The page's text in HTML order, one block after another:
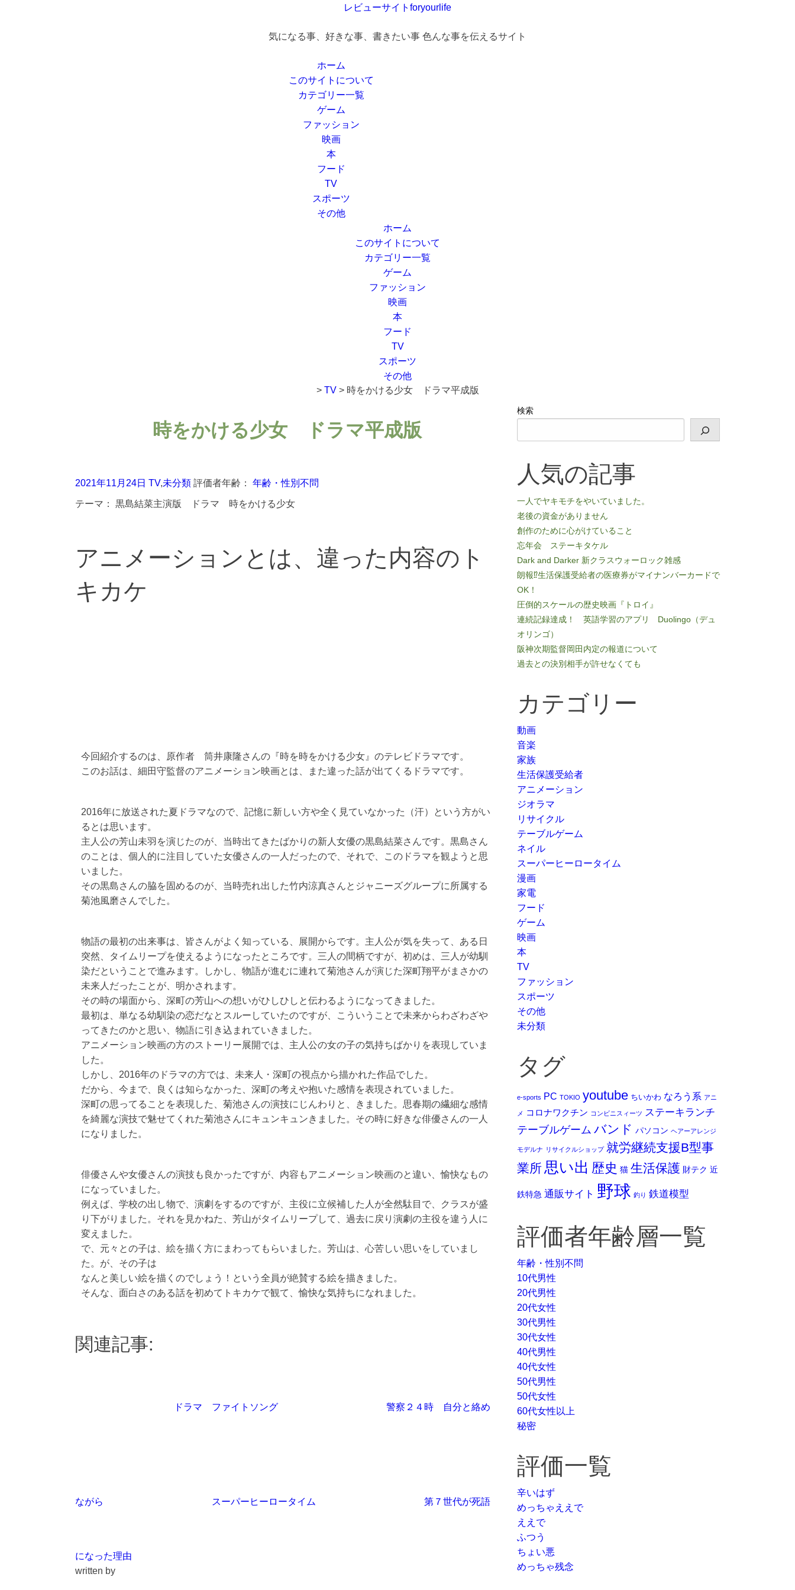
レビューサイトforyourlife
気になる事、好きな事、書きたい事 色んな事を伝えるサイト
ホーム
このサイトについて
カテゴリー一覧
ゲーム
ファッション
映画
本
フード
TV
スポーツ
その他
ホーム
このサイトについて
カテゴリー一覧
ゲーム
ファッション
映画
本
フード
TV
スポーツ
その他
> TV> 時をかける少女 ドラマ平成版
時をかける少女 ドラマ平成版
2021年11月24日 TV,未分類 評価者年齢： 年齢・性別不問
テーマ： 黒島結菜主演版 ドラマ 時をかける少女
アニメーションとは、違った内容のト
キカケ
今回紹介するのは、原作者 筒井康隆さんの『時を時をかける少女』のテレビドラマです。
このお話は、細田守監督のアニメーション映画とは、また違った話が出てくるドラマです。
2016年に放送された夏ドラマなので、記憶に新しい方や全く見ていなかった（汗）という方がい
るとは思います。
主人公の芳山未羽を演じたのが、当時出てきたばかりの新人女優の黒島結菜さんです。黒島さん
のことは、個人的に注目していた女優さんの一人だったので、それで、このドラマを観ようと思
いました。
その黒島さんの脇を固めるのが、当時売れ出した竹内涼真さんとジャニーズグループに所属する
菊池風磨さんでした。
物語の最初の出来事は、皆さんがよく知っている、展開からです。主人公が気を失って、ある日
突然、タイムリープを使えるようになったところです。三人の間柄ですが、初めは、三人が幼馴
染だということで進みます。しかし、物語が進むに連れて菊池さんが演じた深町翔平がまさかの
未来人だったことが、明かされます。
その時の場面から、深町の芳山への想いがひしひしと伝わるようになってきました。
最初は、単なる幼馴染の恋だなとスルーしていたのですが、こういうことで未来からわざわざや
ってきたのかと思い、物語に引き込まれていきました。
アニメーション映画の方のストーリー展開では、主人公の女の子の気持ちばかりを表現していま
した。
しかし、2016年のドラマの方では、未来人・深町の視点から描かれた作品でした。
だから、今まで、良くは知らなかった、深町の考えや抱いた感情を表現されていました。
深町の思ってることを表現した、菊池さんの演技にじんわりと、きました。思春期の繊細な感情
を綺麗な演技で魅せてくれた菊池さんにキュンキュンきました。その時に好きな俳優さんの一人
になりました。
俳優さんや女優さんの演技も良かったですが、内容もアニメーション映画のと違い、愉快なもの
になっていました。
例えば、学校の出し物で、演劇をするのですが、主役に立候補した人が全然駄目で、クラスが盛
り下がりました。それを見かねた、芳山がタイムリープして、過去に戻り演劇の主役を違う人に
変えました。
で、元々との子は、絵を描く方にまわってもらいました。芳山は、心苦しい思いをしていまし
た。が、その子は
なんと美しい絵を描くのでしょう！という全員が絶賛する絵を描きました。
そんな、面白さのある話を初めてトキカケで観て、愉快な気持ちになれました。
関連記事:
ドラマ ファイトソング 警察２４時 自分と絡め
ながら スーパーヒーロータイム 第７世代が死語
になった理由
written by
検索
人気の記事
一人でヤキモチをやいていました。
老後の資金がありません
創作のために心がけていること
忘年会 ステーキタケル
Dark and Darker 新クラスウォーロック雑感
朗報⁉生活保護受給者の医療券がマイナンバーカードで
OK！
圧倒的スケールの歴史映画『トロイ』
連続記録達成！ 英語学習のアプリ Duolingo（デュ
オリンゴ）
阪神次期監督岡田内定の報道について
過去との決別相手が許せなくても
カテゴリー
動画
音楽
家族
生活保護受給者
アニメーション
ジオラマ
リサイクル
テーブルゲーム
ネイル
スーパーヒーロータイム
漫画
家電
フード
ゲーム
映画
本
TV
ファッション
スポーツ
その他
未分類
タグ
e-sports PC TOKIO youtube ちいかわ なろう系 アニ
メ コロナワクチン コンビニスィーツ ステーキランチ
テーブルゲーム バンド パソコン ヘアーアレンジ
モデルナ リサイクルショップ 就労継続支援B型事
業所 思い出 歴史 猫 生活保護 財テク 近
鉄特急 通販サイト 野球 釣り 鉄道模型
評価者年齢層一覧
年齢・性別不問
10代男性
20代男性
20代女性
30代男性
30代女性
40代男性
40代女性
50代男性
50代女性
60代女性以上
秘密
評価一覧
辛いはず
めっちゃええで
ええで
ふつう
ちょい悪
めっちゃ残念